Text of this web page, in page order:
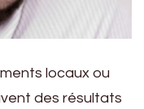
locaux ou
des résultats